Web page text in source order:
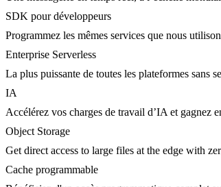
SDK pour développeurs
Programmez les mêmes services que nous
Enterprise Serverless
La plus puissante de toutes les plateformes sans
IA
Accélérez vos charges de travail d’IA et gagnez
Object Storage
Get direct access to large files at the edge with
Cache programmable